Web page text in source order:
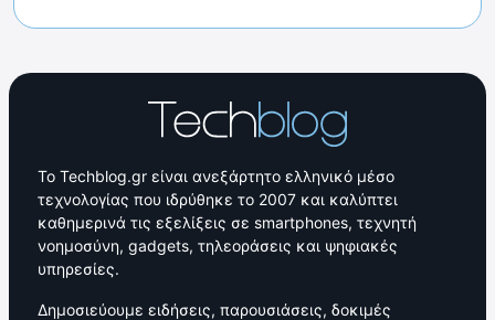
Το Techblog.gr είναι ανεξάρτητο ελληνικό μέσο
τεχνολογίας που ιδρύθηκε το 2007 και καλύπτει
καθημερινά τις εξελίξεις σε smartphones, τεχνητή
νοημοσύνη, gadgets, τηλεοράσεις και ψηφιακές
υπηρεσίες.
Δημοσιεύουμε ειδήσεις, παρουσιάσεις, δοκιμές